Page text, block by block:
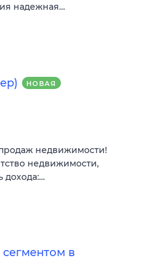
надежная…
НОВАЯ
недвижимости!
недвижимости,
дохода:…
в